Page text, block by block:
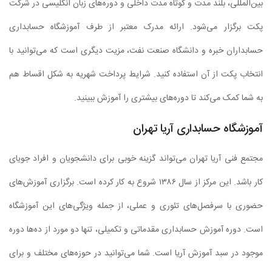
بین‌المللی، بلند مدت و کوتاه مدت داخلی و دوره‌های زبان انگلیسی در شرکت
پکت برگزار می‌شود. ارائه مدرک معتبر از طرف آموزشگاه حسابداری
حسابداران خبره و دانشگاه صنعت نفت، مزیت دیگری است که می‌توانید با
انتخاب پکت از آن استفاده کنید. شرایط پرداخت شهریه به شکل اقساط هم
به شما کمک می‌کند تا دوره‌های بیشتری را آموزش ببینید.
آموزشگاه حسابداری آریا تهران
مجتمع فنی آریا تهران می‌تواند گزینه خوبی برای دانشجویان و افراد جویای
کار باشد. این مرکز از سال ۱۳۸۶ شروع به کار کرده است. برگزاری آموزش‌های
حضوری با سرفصل‌های تئوری و عملی، از جمله ویژگی‌های این آموزشگاه
است. دوره آموزش حسابداری مقدماتی و تکمیلی، تنها دو مورد از ده‌ها دوره
موجود در سبد آموزش آریا است. شما می‌توانید در حوزه‌های مختلف و برای